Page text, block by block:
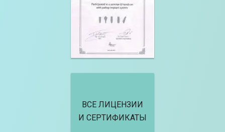
ВСЕ ЛИЦЕНЗИИ
И СЕРТИФИКАТЫ